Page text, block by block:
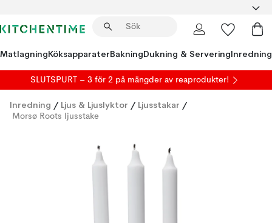
MatlagningKöksapparaterBakningDukning & ServeringInredning
SLUTSPURT – 3 för 2 på mängder av reaprodukter!
Inredning / Ljus & Ljuslyktor / Ljusstakar /
Morsø Roots ljusstake